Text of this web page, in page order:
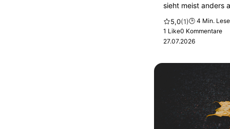
sieht meist anders
5,0(1)🕒 4 Min.
1 Like0 Kommentare
27.07.2026